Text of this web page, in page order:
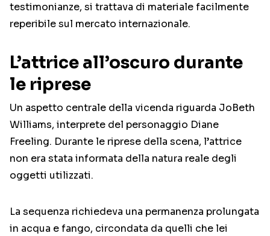
testimonianze, si trattava di materiale facilmente
reperibile sul mercato internazionale.
L’attrice all’oscuro durante
le riprese
Un aspetto centrale della vicenda riguarda JoBeth
Williams, interprete del personaggio Diane
Freeling. Durante le riprese della scena, l’attrice
non era stata informata della natura reale degli
oggetti utilizzati.
La sequenza richiedeva una permanenza prolungata
in acqua e fango, circondata da quelli che lei